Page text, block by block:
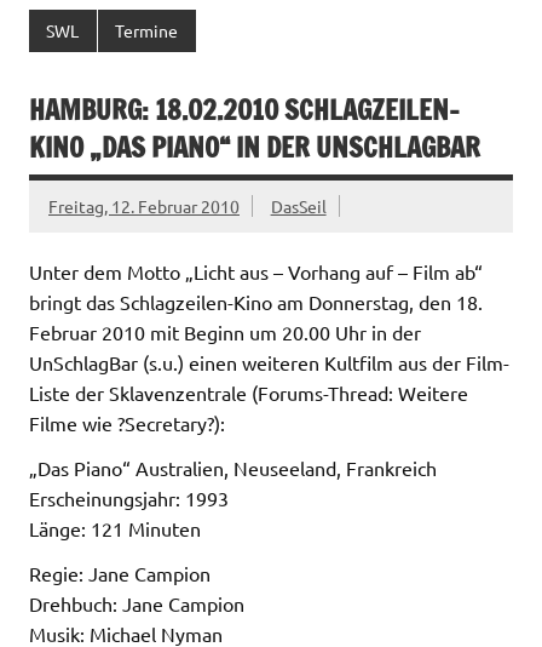
SWL Termine
HAMBURG: 18.02.2010 SCHLAGZEILEN-
KINO „DAS PIANO“ IN DER UNSCHLAGBAR
Freitag, 12. Februar 2010 DasSeil
Unter dem Motto „Licht aus – Vorhang auf – Film ab“
bringt das Schlagzeilen-Kino am Donnerstag, den 18.
Februar 2010 mit Beginn um 20.00 Uhr in der
UnSchlagBar (s.u.) einen weiteren Kultfilm aus der Film-
Liste der Sklavenzentrale (Forums-Thread: Weitere
Filme wie ?Secretary?):
„Das Piano“ Australien, Neuseeland, Frankreich
Erscheinungsjahr: 1993
Länge: 121 Minuten
Regie: Jane Campion
Drehbuch: Jane Campion
Musik: Michael Nyman